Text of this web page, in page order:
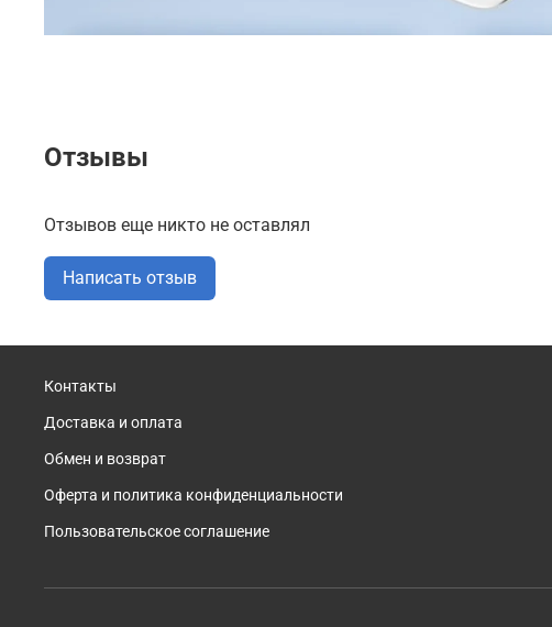
Отзывы
Отзывов еще никто не оставлял
Написать отзыв
Контакты
Доставка и оплата
Обмен и возврат
Оферта и политика конфиденциальности
Пользовательское соглашение